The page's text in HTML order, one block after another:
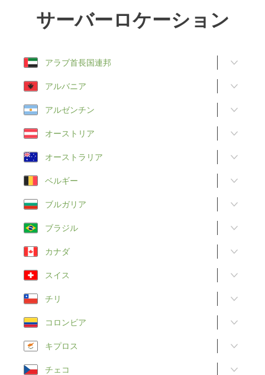
サーバーロケーション
アラブ首長国連邦
アルバニア
アルゼンチン
オーストリア
オーストラリア
ベルギー
ブルガリア
ブラジル
カナダ
スイス
チリ
コロンビア
キプロス
チェコ